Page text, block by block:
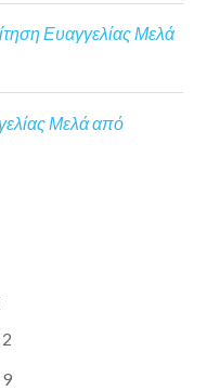
Ευαγγελίας Μελά
Μελά από
2
9